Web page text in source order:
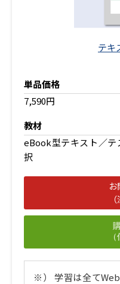
テキ
単品価格
7,590円
教材
eBook型テキスト／
択
お
※） 学習は全て